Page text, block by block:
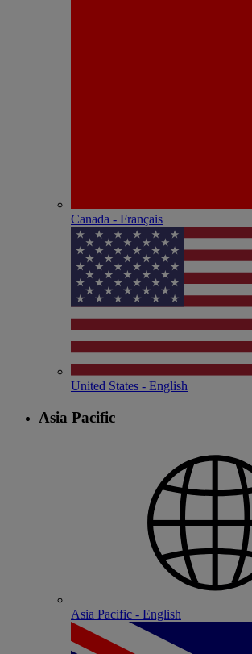
Canada - Français
United States - English
Asia Pacific
Asia Pacific - English